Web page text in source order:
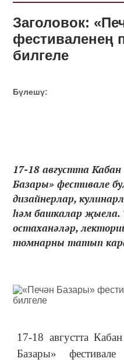
Заголовок:
фестиваленең
билгеле
Бүлешү:
17-18 августта Кабан
Базары» фестивале
дизайнерлар,
һәм башкалар җыела.
остаханәләр,
томнарны татып
17-18 августта
Базары»